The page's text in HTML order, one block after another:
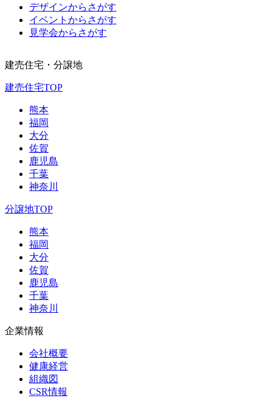
デザインからさがす
イベントからさがす
見学会からさがす
建売住宅・分譲地
建売住宅TOP
熊本
福岡
大分
佐賀
鹿児島
千葉
神奈川
分譲地TOP
熊本
福岡
大分
佐賀
鹿児島
千葉
神奈川
企業情報
会社概要
健康経営
組織図
CSR情報